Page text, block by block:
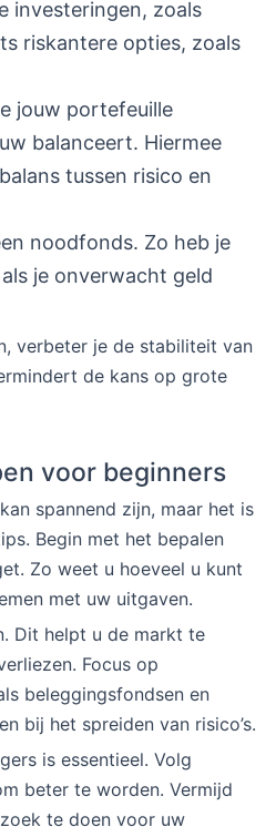
investeringen, zoals
riskantere opties, zoals
jouw portefeuille
balanceert. Hiermee
tussen risico en
noodfonds. Zo heb je
je onverwacht geld
verbeter je de stabiliteit van
de kans op grote
voor beginners
spannend zijn, maar het is
Begin met het bepalen
Zo weet u hoeveel u kunt
met uw uitgaven.
Dit helpt u de markt te
Focus op
beleggingsfondsen en
bij het spreiden van risico’s.
is essentieel. Volg
beter te worden. Vermijd
te doen voor uw